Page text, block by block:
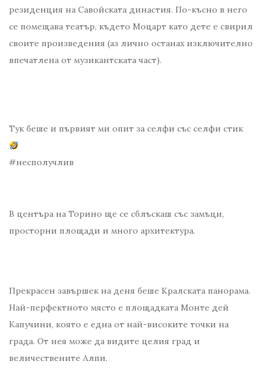
резиденция на Савойската династия. По-късно в него
се помещава театър, където Моцарт като дете е свирил
своите произведения (аз лично останах изключително
впечатлена от музикантската част).
Тук беше и първият ми опит за селфи със селфи стик ​
#несполучлив
В центъра на Торино ще се сблъскаш със замъци,
просторни площади и много архитектура.
Прекрасен завършек на деня беше Кралската панорама.
Най-перфектното място е площадката Монте дей
Капучини, която е една от най-високите точки на
града. От нея може да видите целия град и
величествените Алпи.